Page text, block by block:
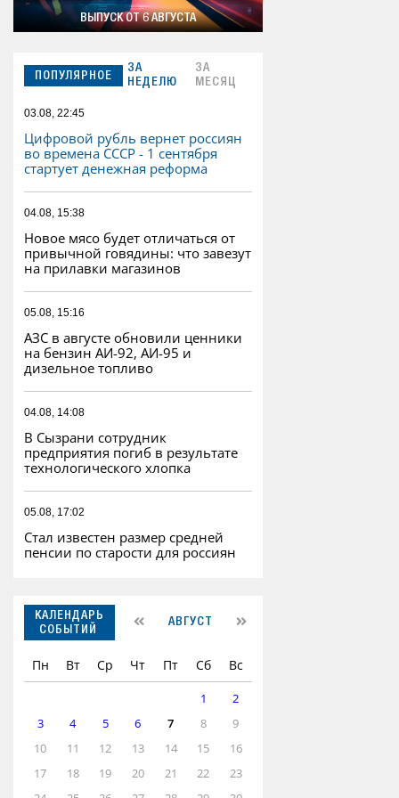
ВЫПУСК ОТ 6 АВГУСТА
ПОПУЛЯРНОЕ
ЗА
НЕДЕЛЮ
ЗА
МЕСЯЦ
03.08, 22:45
Цифровой рубль вернет россиян
во времена СССР - 1 сентября
стартует денежная реформа
04.08, 15:38
Новое мясо будет отличаться от
привычной говядины: что завезут
на прилавки магазинов
05.08, 15:16
АЗС в августе обновили ценники
на бензин АИ-92, АИ-95 и
дизельное топливо
04.08, 14:08
В Сызрани сотрудник
предприятия погиб в результате
технологического хлопка
05.08, 17:02
Стал известен размер средней
пенсии по старости для россиян
КАЛЕНДАРЬ
СОБЫТИЙ
АВГУСТ
Пн Вт Ср Чт Пт Сб Вс
1
2
3
4 5 6 7 8
9
10
11 12 13 14 15
16
17
18 19 20 21 22
23